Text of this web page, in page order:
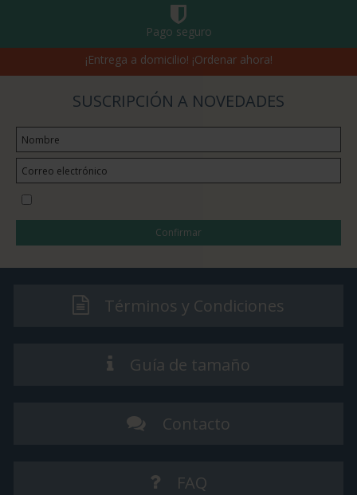
Pago seguro
¡Entrega a domicilio! ¡Ordenar ahora!
SUSCRIPCIÓN A NOVEDADES
Confirmar
Términos y Condiciones
Guía de tamaño
Contacto
FAQ